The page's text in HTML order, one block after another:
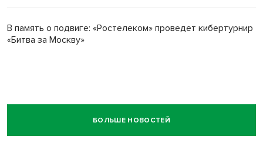
В память о подвиге: «Ростелеком» проведет кибертурнир
«Битва за Москву»
БОЛЬШЕ НОВОСТЕЙ